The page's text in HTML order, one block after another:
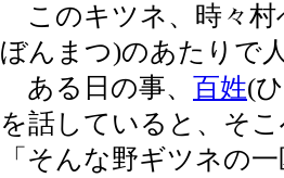
このキツネ、時々村
ぼんまつ)のあたりで
ある日の事、 百姓(
を話していると、そ
「そんな野ギツネの